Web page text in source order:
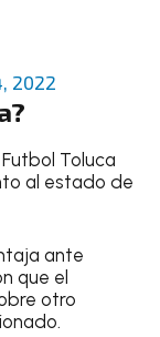
2022
Toluca
al estado de
ante
que el
otro